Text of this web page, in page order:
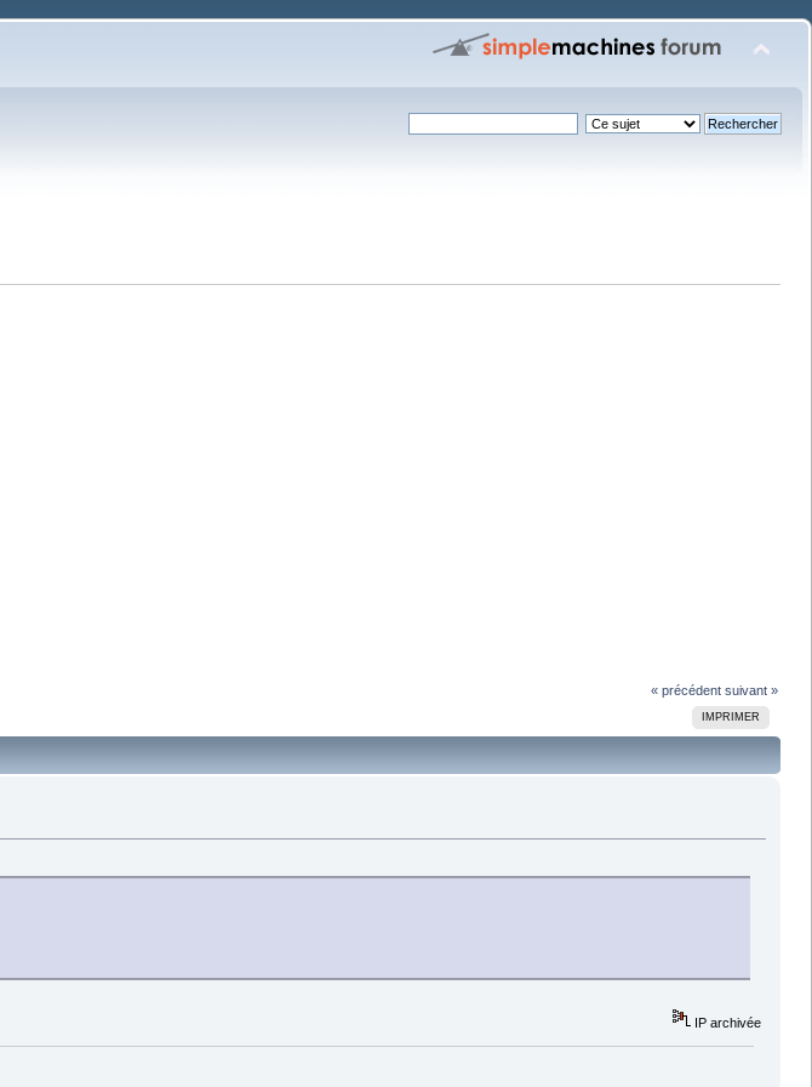
« précédent suivant »
IMPRIMER
IP archivée